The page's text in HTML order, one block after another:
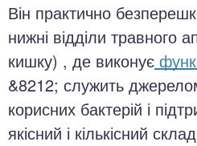
Він практично
нижні відділи травного
кишку) , де виконує
&8212; служить
корисних бактерій і
якісний і кількісний